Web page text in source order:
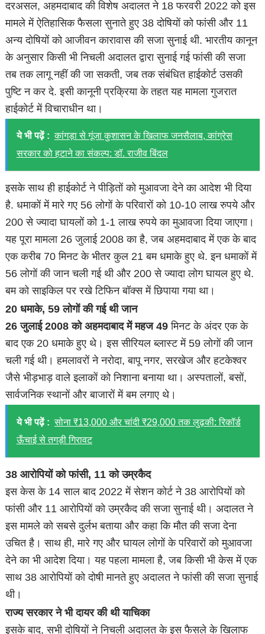
दरअसल, अहमदाबाद की विशेष अदालत ने 18 फरवरी 2022 को इस
मामले में ऐतिहासिक फैसला सुनाते हुए 38 दोषियों को फांसी और 11
अन्य दोषियों को आजीवन कारावास की सजा सुनाई थी. भारतीय कानून
के अनुसार किसी भी निचली अदालत द्वारा सुनाई गई फांसी की सजा
तब तक लागू नहीं की जा सकती, जब तक संबंधित हाईकोर्ट उसकी
पुष्टि न कर दे. इसी कानूनी प्रक्रिया के तहत यह मामला गुजरात
हाईकोर्ट में विचाराधीन था।
ये भी पढ़ें : कांगड़ा से गूंजा कुशासन के खिलाफ जनसैलाब, कांग्रेस
सरकार को हटाने का संकल्प: डॉ. राजीव बिंदल
इसके साथ ही हाईकोर्ट ने पीड़ितों को मुआवजा देने का आदेश भी दिया
है. धमाकों में मारे गए 56 लोगों के परिवारों को 10-10 लाख रुपये और
200 से ज्यादा घायलों को 1-1 लाख रुपये का मुआवजा दिया जाएगा।
यह पूरा मामला 26 जुलाई 2008 का है, जब अहमदाबाद में एक के बाद
एक करीब 70 मिनट के भीतर कुल 21 बम धमाके हुए थे. इन धमाकों में
56 लोगों की जान चली गई थी और 200 से ज्यादा लोग घायल हुए थे.
बम को साइकिल पर रखे टिफिन बॉक्स में छिपाया गया था।
20 धमाके, 59 लोगों की गई थी जान
26 जुलाई 2008 को अहमदाबाद में महज 49मिनट के अंदर एक के
बाद एक 20 धमाके हुए थे। इस सीरियल ब्लास्ट में 59 लोगों की जान
चली गई थी। हमलावरों ने नरोदा, बापू नगर, सरखेज और हटकेश्वर
जैसे भीड़भाड़ वाले इलाकों को निशाना बनाया था। अस्पतालों, बसों,
सार्वजनिक स्थानों और बाजारों में बम लगाए थे।
ये भी पढ़ें : सोना ₹13,000 और चांदी ₹29,000 तक लुढ़की: रिकॉर्ड
ऊँचाई से तगड़ी गिरावट
38 आरोपियों को फांसी, 11 को उम्रकैद
इस केस के 14 साल बाद 2022 में सेशन कोर्ट ने 38 आरोपियों को
फांसी और 11 आरोपियों को उम्रकैद की सजा सुनाई थी। अदालत ने
इस मामले को सबसे दुर्लभ बताया और कहा कि मौत की सजा देना
उचित है। साथ ही, मारे गए और घायल लोगों के परिवारों को मुआवजा
देने का भी आदेश दिया। यह पहला मामला है, जब किसी भी केस में एक
साथ 38 आरोपियों को दोषी मानते हुए अदालत ने फांसी की सजा सुनाई
थी।
राज्य सरकार ने भी दायर की थी याचिका
इसके बाद, सभी दोषियों ने निचली अदालत के इस फैसले के खिलाफ